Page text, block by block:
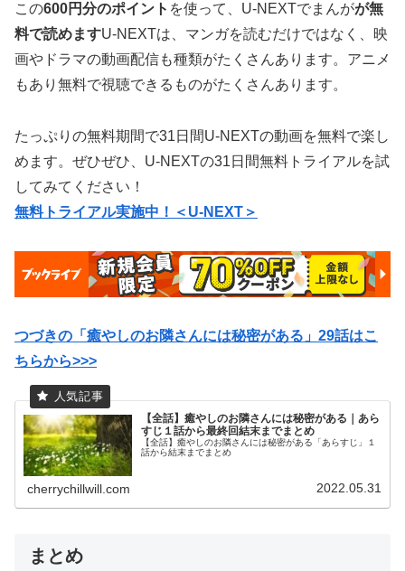
この600円分のポイント を使って、U-NEXTでまんがが無
料で読めますU-NEXTは、マンガを読むだけではなく、映
画やドラマの動画配信も種類がたくさんあります。アニメ
もあり無料で視聴できるものがたくさんあります。
たっぷりの無料期間で31日間U-NEXTの動画を無料で楽し
めます。ぜひぜひ、U-NEXTの31日間無料トライアルを試
してみてください！
無料トライアル実施中！＜U-NEXT＞
つづきの「癒やしのお隣さんには秘密がある」29話はこ
ちらから>>>
【全話】癒やしのお隣さんには秘密がある｜あら
すじ１話から最終回結末までまとめ
【全話】癒やしのお隣さんには秘密がある「あらすじ」１
話から結末までまとめ
cherrychillwill.com 2022.05.31
まとめ